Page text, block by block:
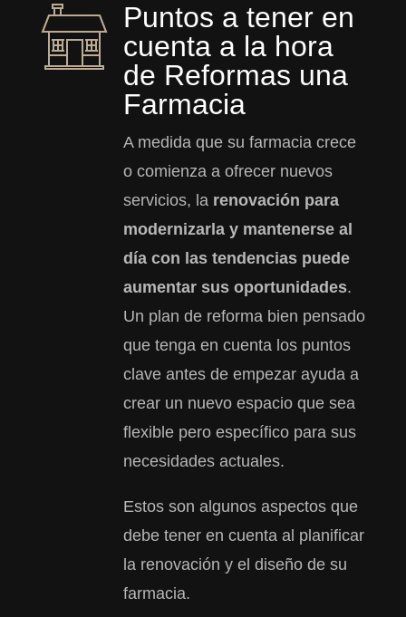
Puntos a tener en
cuenta a la hora
de Reformas una
Farmacia
A medida que su farmacia crece
o comienza a ofrecer nuevos
servicios, la renovación para
modernizarla y mantenerse al
día con las tendencias puede
aumentar sus oportunidades.
Un plan de reforma bien pensado
que tenga en cuenta los puntos
clave antes de empezar ayuda a
crear un nuevo espacio que sea
flexible pero específico para sus
necesidades actuales.
Estos son algunos aspectos que
debe tener en cuenta al planificar
la renovación y el diseño de su
farmacia.